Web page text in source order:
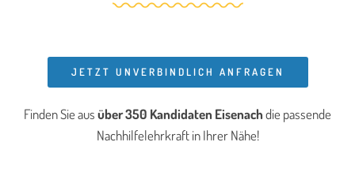
JETZT UNVERBINDLICH ANFRAGEN
Finden Sie ausüber 350 Kandidaten Eisenachdie passende
Nachhilfelehrkraft in Ihrer Nähe!